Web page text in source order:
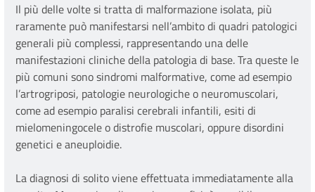
Il più delle volte si tratta di malformazione isolata, più
raramente può manifestarsi nell’ambito di quadri patologici
generali più complessi, rappresentando una delle
manifestazioni cliniche della patologia di base. Tra queste le
più comuni sono sindromi malformative, come ad esempio
l’artrogriposi, patologie neurologiche o neuromuscolari,
come ad esempio paralisi cerebrali infantili, esiti di
mielomeningocele o distrofie muscolari, oppure disordini
genetici e aneuploidie.
La diagnosi di solito viene effettuata immediatamente alla